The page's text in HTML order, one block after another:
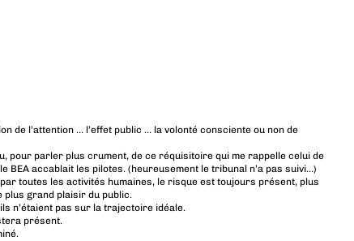
de l’attention … l’effet public … la volonté consciente ou non de
pour parler plus crument, de ce réquisitoire qui me rappelle celui de
BEA accablait les pilotes. (heureusement le tribunal n’a pas suivi…)
toutes les activités humaines, le risque est toujours présent, plus
plus grand plaisir du public.
n’étaient pas sur la trajectoire idéale.
présent.